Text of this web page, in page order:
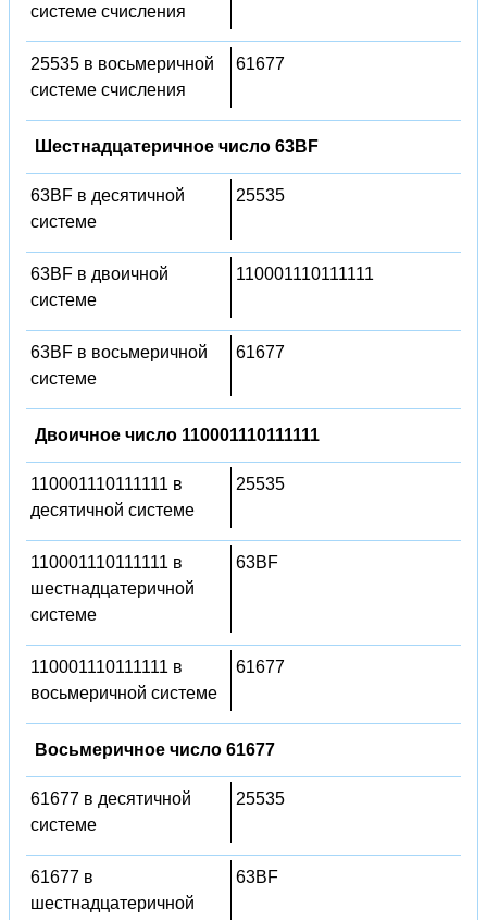
системе счисления
25535 в восьмеричной
системе счисления
61677
Шестнадцатеричное число 63BF
63BF в десятичной
системе
25535
63BF в двоичной
системе
110001110111111
63BF в восьмеричной
системе
61677
Двоичное число 110001110111111
110001110111111 в
десятичной системе
25535
110001110111111 в
шестнадцатеричной
системе
63BF
110001110111111 в
восьмеричной системе
61677
Восьмеричное число 61677
61677 в десятичной
системе
25535
61677 в
шестнадцатеричной
63BF